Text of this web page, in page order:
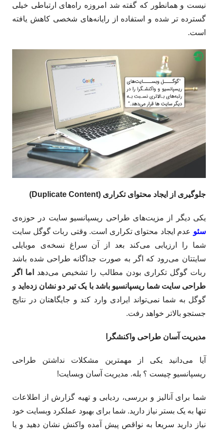
نیست و همانطور که گفته شد امروزه راه‌های ارتباطی خیلی
گسترده تر شده و استفاده از رایانه‌های شخصی کاهش یافته
است.
جلوگیری از ایجاد محتوای تکراری (Duplicate Content
)
یکی دیگر از مزیت‌های طراحی ریسپانسیو سایت در حوزه‌ی
سئو عدم ایجاد محتوای تکراری است. وقتی ربات گوگل سایت
شما را ارزیابی می‌کند بعد از آن سراغ نسخه‌ی موبایلی
سایتتان می‌رود که اگر به صورت جداگانه طراحی شده باشد
ربات گوگل تکراری بودن مطالب را تشخیص می‌دهد
اما اگر
طراحی سایت شما ریسپانسیو باشد با یک تیر دو نشان زده‌اید و
گوگل به شما نمی‌تواند ایرادی وارد کند و جایگاهتان در نتایج
جستجو بالاتر خواهد رفت.
مدیریت آسان طراحی واکنشگرا
آیا می‌دانید یکی از مهمترین مشکلات نداشتن طراحی
ریسپانسیو چیست ؟ بله. مدیریت آسان وبسایت!
شما برای آنالیز و بررسی، ردیابی و تهیه گزارش از اطلاعات
تنها به یک بستر نیاز دارید. شما برای بهبود عملکرد وبسایت خود
نیاز دارید سریعا به نواقص پیش آمده واکنش نشان دهید و یا